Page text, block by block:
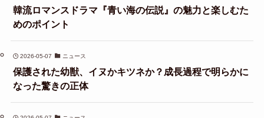
韓流ロマンスドラマ『青い海の伝説』の魅力と楽しむた
めのポイント
2026-05-07 ニュース
保護された幼獣、イヌかキツネか？成長過程で明らかに
なった驚きの正体